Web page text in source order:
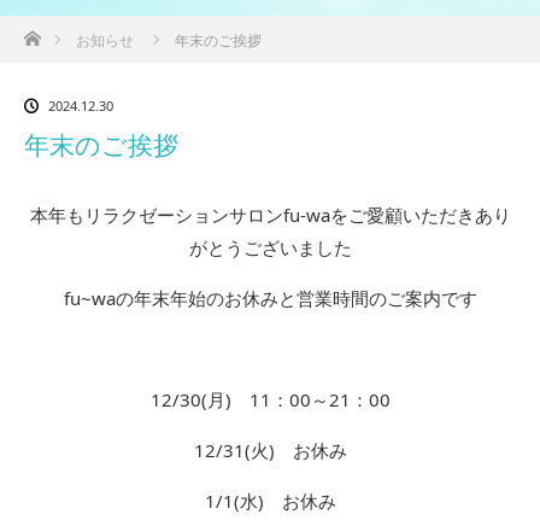
ホームお知らせ 年末のご挨拶
2024.12.30
年末のご挨拶
本年もリラクゼーションサロンfu-waをご愛顧いただきあり
がとうございました
fu~waの年末年始のお休みと営業時間のご案内です
12/30(月) 11：00～21：00
12/31(火) お休み
1/1(水) お休み